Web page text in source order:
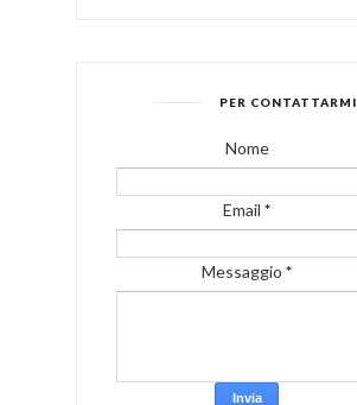
PER CONTATTARMI
Nome
Email *
Messaggio *